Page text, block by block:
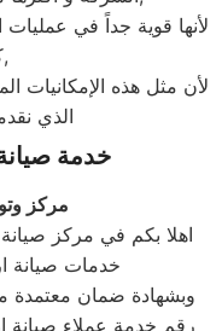
لأنها قوية جداً في عمليات
كتقنية الانفلتر,
لأن مثل هذه الإمكانيات
الذي
خدمة
مركز
خدمات صيانة
وبشهادة ضمان معتمدة
رقم خدمة عملاء صيانة